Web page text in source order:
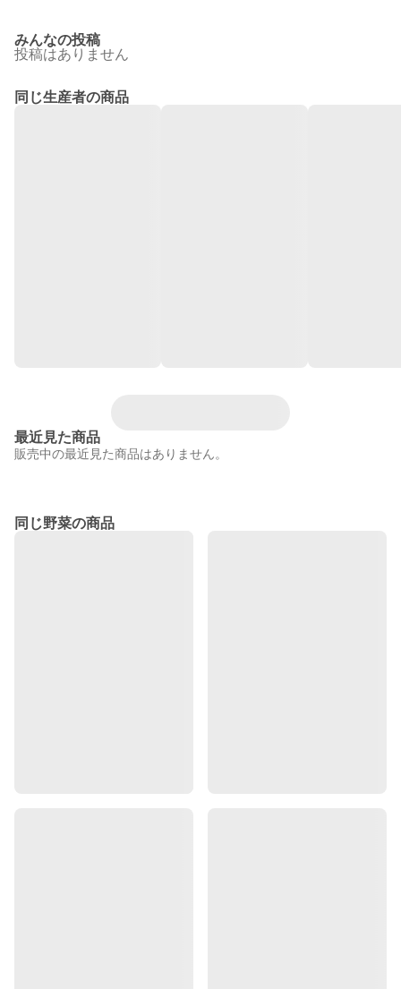
みんなの投稿
投稿はありません
同じ生産者の商品
最近見た商品
販売中の最近見た商品はありません。
同じ野菜の商品